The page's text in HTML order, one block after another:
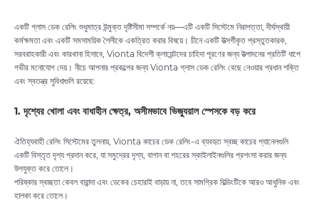
একটি গ্লাস ডেক রেলিং শুধুমাত্র উন্মুক্ত দৃষ্টিসীমা সম্পর্কে নয়—এটি একটি সিস্টেমে নিরাপত্তা, দীর্ঘস্থায়ী
কর্মক্ষমতা এবং একটি সমসাময়িক শৈলীকে একত্রিত করার বিষয়ে। চীনে একটি উত্সর্গীকৃত প্রস্তুতকারক,
সরবরাহকারী এবং কারখানা হিসাবে, Vionta বিদেশী ক্লায়েন্টদের চাহিদা পূরণের জন্য উত্পাদনের প্রতিটি ধাপে
গভীর মনোযোগ দেয়। নীচে আপনার প্রকল্পের জন্য Vionta গ্লাস ডেক রেলিং বেছে নেওয়ার প্রধান শক্তি
এবং স্বতন্ত্র সুবিধাগুলি রয়েছে:
1. দৃশ্যের খোলা এবং বাধাহীন ক্ষেত্র, অসীমভাবে ভিজ্যুয়াল স্পেসকে বড় করে
ঐতিহ্যবাহী রেলিং সিস্টেমের তুলনায়, Vionta কাচের ডেক রেলিং-এ ব্যবহৃত স্বচ্ছ কাচের প্যানেলগুলি
একটি বিস্তৃত দৃশ্য প্রদান করে, যা সমুদ্রের দৃশ্য, বাগান বা শহরের স্কাইলাইনগুলির প্রশংসা করার জন্য
উপযুক্ত করে তোলে।
পরিষ্কার স্বচ্ছতা কেবল বারান্দা এবং ডেকের চেহারাই বাড়ায় না, তবে সামগ্রিক বিল্ডিংটিকে আরও আধুনিক এবং
হালকা করে তোলে।